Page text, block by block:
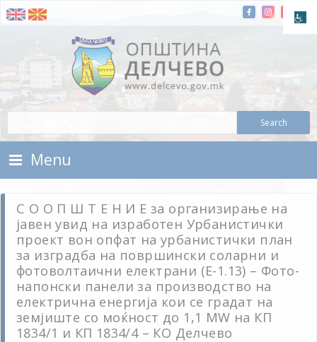
Skip To Content
Municipality of Delchevo
Menu
С О О П Ш Т Е Н И Е за организирање на
јавен увид на изработен Урбанистички
проект вон опфат на урбанистички план
за изградба на површински соларни и
фотоволтаични електрани (Е-1.13) – Фото-
напонски панели за производство на
електрична енергија кои се градат на
земјиште со моќност до 1,1 MW на КП
1834/1 и КП 1834/4 – КО Делчево